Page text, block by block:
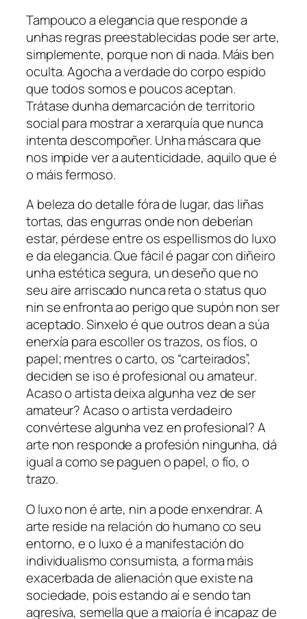
Tampouco a elegancia que responde a
unhas regras preestablecidas pode ser arte,
simplemente, porque non di nada. Máis ben
oculta. Agocha a verdade do corpo espido
que todos somos e poucos aceptan.
Trátase dunha demarcación de territorio
social para mostrar a xerarquía que nunca
intenta descompoñer. Unha máscara que
nos impide ver a autenticidade, aquilo que é
o máis fermoso.
A beleza do detalle fóra de lugar, das liñas
tortas, das engurras onde non deberían
estar, pérdese entre os espellismos do luxo
e da elegancia. Que fácil é pagar con diñeiro
unha estética segura, un deseño que no
seu aire arriscado nunca reta o status quo
nin se enfronta ao perigo que supón non ser
aceptado. Sinxelo é que outros dean a súa
enerxía para escoller os trazos, os fíos, o
papel; mentres o carto, os “carteirados”,
deciden se iso é profesional ouamateur.
Acaso o artista deixa algunha vez de ser
amateur? Acaso o artista verdadeiro
convértese algunha vez en profesional? A
arte non responde a profesión ningunha, dá
igual a como se paguen o papel, o fío, o
trazo.
O luxo non é arte, nin a pode enxendrar. A
arte reside na relación do humano co seu
entorno, e o luxo é a manifestación do
individualismo consumista, a forma máis
exacerbada de alienación que existe na
sociedade, pois estando aí e sendo tan
agresiva, semella que a maioría é incapaz de